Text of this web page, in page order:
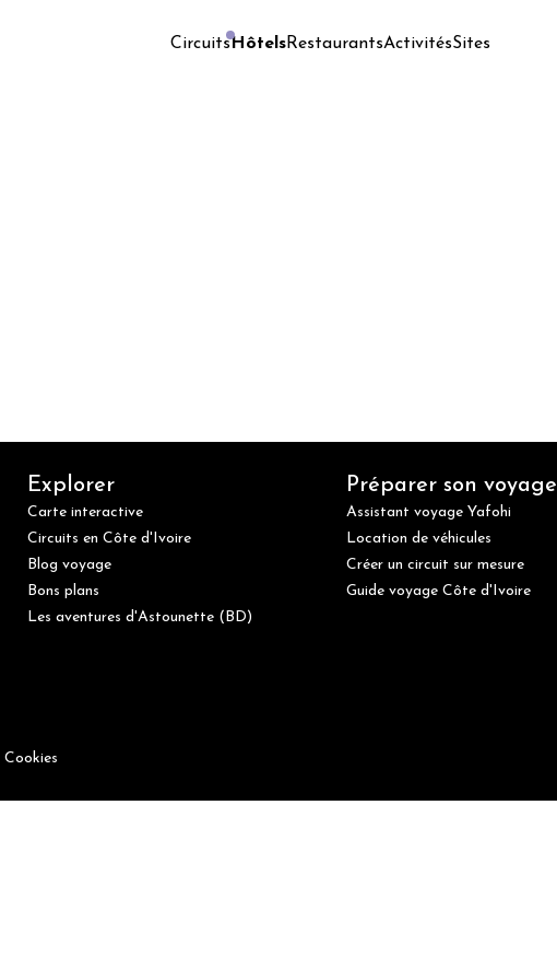
CircuitsHôtelsRestaurantsActivitésSites
Explorer
Carte interactive
Circuits en Côte d'Ivoire
Blog voyage
Bons plans
Les aventures d'Astounette (BD)
Préparer son voyage
Assistant voyage Yafohi
Location de véhicules
Créer un circuit sur mesure
Guide voyage Côte d'Ivoire
Cookies